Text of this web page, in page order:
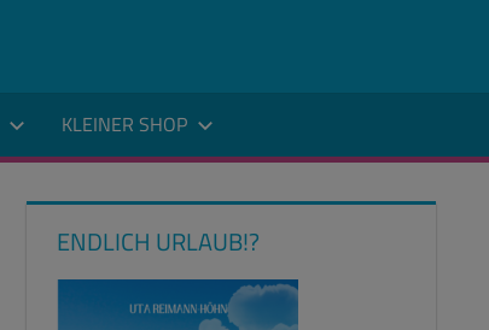
KLEINER SHOP
ENDLICH URLAUB!?